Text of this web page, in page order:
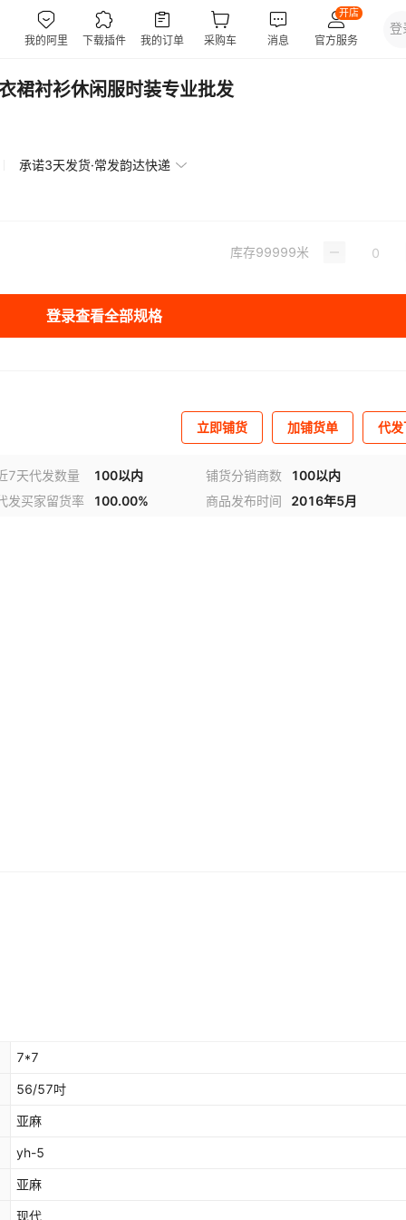
裙衬衫休闲服时装专业批发
承诺3天发货·常发韵达快递
库存99999米
登录查看全部规格
立即铺货 加铺货单 代
7天代发数量 100以内 铺货分销商数
100以内
发买家留货率
100.00% 商品发布时间 2016年5月
7*7
56/57吋
亚麻
yh-5
亚麻
现代